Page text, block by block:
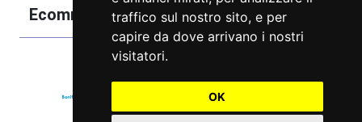
traffico sul nostro sito, e per
capire da dove arrivano i nostri
visitatori.
OK
Ecommerce